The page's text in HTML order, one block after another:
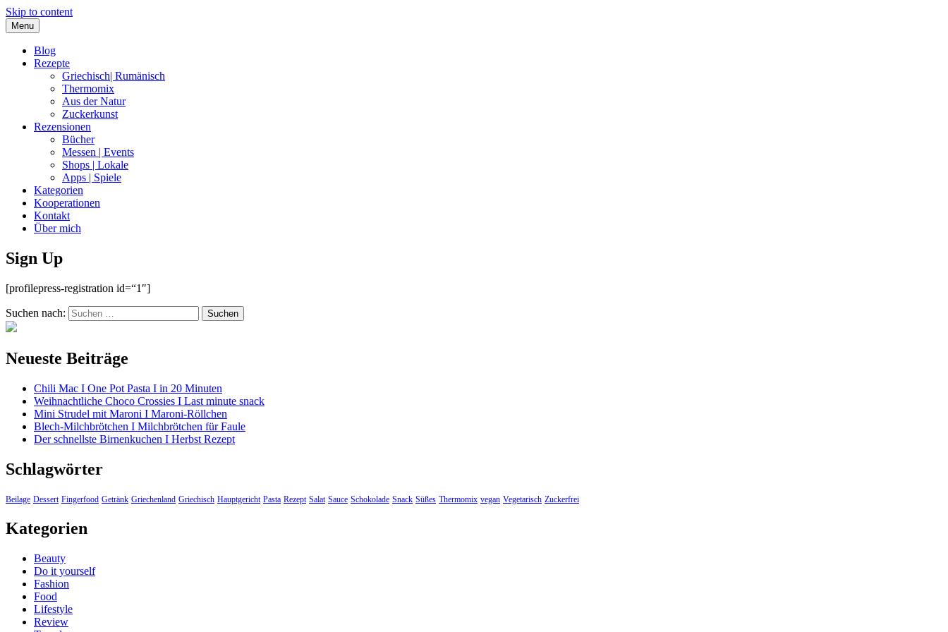
Skip to content
Menu
Blog
Rezepte
Griechisch| Rumänisch
Thermomix
Aus der Natur
Zuckerkunst
Rezensionen
Bücher
Messen | Events
Shops | Lokale
Apps | Spiele
Kategorien
Kooperationen
Kontakt
Über mich
Nia Latea
Sign Up
[profilepress-registration id=“1″]
Suchen nach:
Neueste Beiträge
Chili Mac I One Pot Pasta I in 20 Minuten
Weihnachtliche Choco Crossies I Last minute snack
Mini Strudel mit Maroni I Maroni-Röllchen
Blech-Milchbrötchen I Milchbrötchen für Faule
Der schnellste Birnenkuchen I Herbst Rezept
Schlagwörter
Beilage Dessert Fingerfood Getränk Griechenland Griechisch Hauptgericht Pasta Rezept Salat Sauce Schokolade Snack Süßes Thermomix vegan Vegetarisch Zuckerfrei
Kategorien
Beauty
Do it yourself
Fashion
Food
Lifestyle
Review